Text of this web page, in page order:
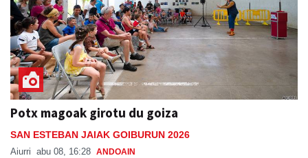
Potx magoak girotu du goiza
SAN ESTEBAN JAIAK GOIBURUN 2026
Aiurri abu 08, 16:28 ANDOAIN